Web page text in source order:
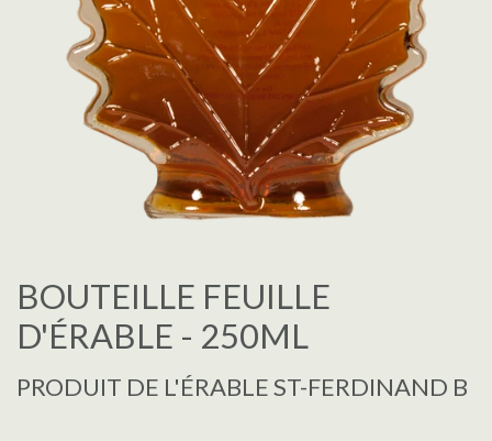
BOUTEILLE FEUILLE
D'ÉRABLE - 250ML
PRODUIT DE L'ÉRABLE ST-FERDINAND B